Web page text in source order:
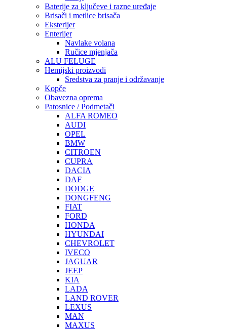
Baterije za ključeve i razne uređaje
Brisači i metlice brisača
Eksterijer
Enterijer
Navlake volana
Ručice mjenjača
ALU FELUGE
Hemijski proizvodi
Sredstva za pranje i održavanje
Kopče
Obavezna oprema
Patosnice / Podmetači
ALFA ROMEO
AUDI
OPEL
BMW
CITROEN
CUPRA
DACIA
DAF
DODGE
DONGFENG
FIAT
FORD
HONDA
HYUNDAI
CHEVROLET
IVECO
JAGUAR
JEEP
KIA
LADA
LAND ROVER
LEXUS
MAN
MAXUS